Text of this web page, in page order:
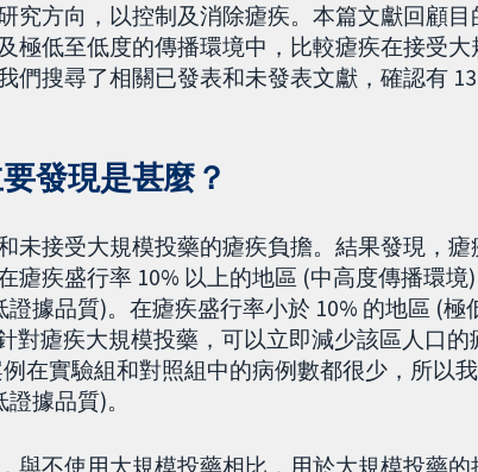
究方向，以控制及消除瘧疾。本篇文獻回顧
極低至低度的傳播環境中，比較瘧疾在接受
們搜尋了相關已發表和未發表文獻，確認有
發現是甚麼？
未接受大規模投藥的瘧疾負擔。結果發現，
瘧疾盛行率 10% 以上的地區 (中高度傳播環
據品質)。在瘧疾盛行率小於 10% 的地區 (極
對瘧疾大規模投藥，可以立即減少該區人口
在實驗組和對照組中的病例數都很少，所以
據品質)。
與不使用大規模投藥相比，用於大規模投藥